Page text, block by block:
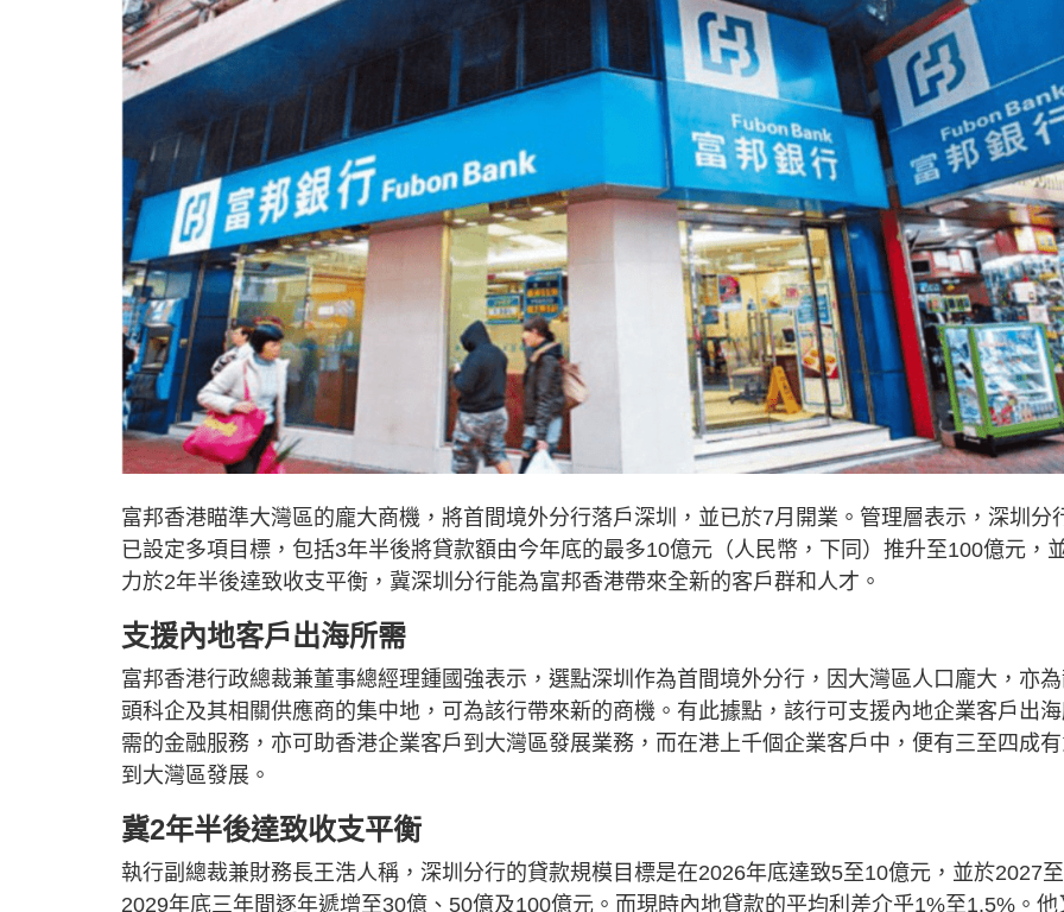
富邦香港瞄準大灣區的龐大商機，將首間境外分行落戶深圳，並已於7月開業。管理層表示，深圳分
已設定多項目標，包括3年半後將貸款額由今年底的最多10億元（人民幣，下同）推升至100億元，
力於2年半後達致收支平衡，冀深圳分行能為富邦香港帶來全新的客戶群和人才。
支援內地客戶出海所需
富邦香港行政總裁兼董事總經理鍾國強表示，選點深圳作為首間境外分行，因大灣區人口龐大，亦
頭科企及其相關供應商的集中地，可為該行帶來新的商機。有此據點，該行可支援內地企業客戶出
需的金融服務，亦可助香港企業客戶到大灣區發展業務，而在港上千個企業客戶中，便有三至四成
到大灣區發展。
冀2年半後達致收支平衡
執行副總裁兼財務長王浩人稱，深圳分行的貸款規模目標是在2026年底達致5至10億元，並於2027至
2029年底三年間逐年遞增至30億、50億及100億元。而現時內地貸款的平均利差介乎1%至1.5%。他